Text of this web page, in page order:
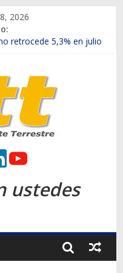
2026
en lanzar la nueva
de Chevrolet en el Biobío
en Rancagua y
estrenada Bolden en
ustedes